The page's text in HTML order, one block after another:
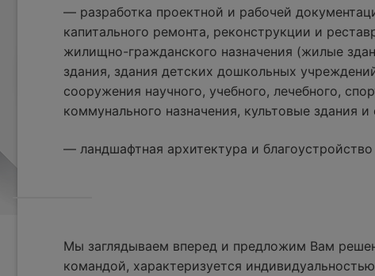
— разработка проектной и рабочей
капитального ремонта, реконструкции и
жилищно-гражданского назначения (жилые
здания, здания детских дошкольных
сооружения научного, учебного, лечебного,
коммунального назначения, культовые здания
— ландшафтная архитектура и
Мы заглядываем вперед и предложим Вам
командой, характеризуется